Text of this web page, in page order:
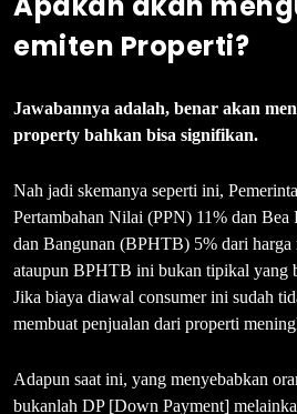
emiten Properti?
Jawabannya adalah, benar akan
property bahkan bisa signifikan.
Nah jadi skemanya seperti ini,
Pertambahan Nilai (PPN) 11% dan Bea
dan Bangunan (BPHTB) 5% dari harga
ataupun BPHTB ini bukan tipikal yang
Jika biaya diawal consumer ini sudah
membuat penjualan dari properti
Adapun saat ini, yang menyebabkan
bukanlah DP [Down Payment]